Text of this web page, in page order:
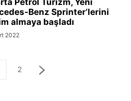
Petrol Turizm, Yeni
Benz Sprinter’lerini
almaya başladı
2022
2